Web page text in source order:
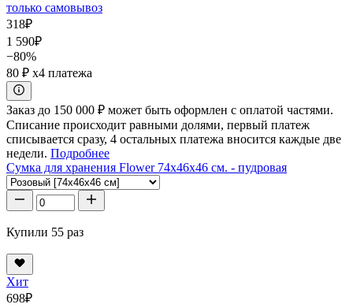
только самовывоз
318₽
1 590₽
−80%
80 ₽ x4 платежа
Заказ до 150 000 ₽ может быть оформлен с оплатой частями.
Списание происходит равными долями, первый платеж
списывается сразу, 4 остальных платежа вносится каждые две
недели. Подробнее
Сумка для хранения Flower 74x46x46 см. - пудровая
Купили 55 раз
Хит
698₽